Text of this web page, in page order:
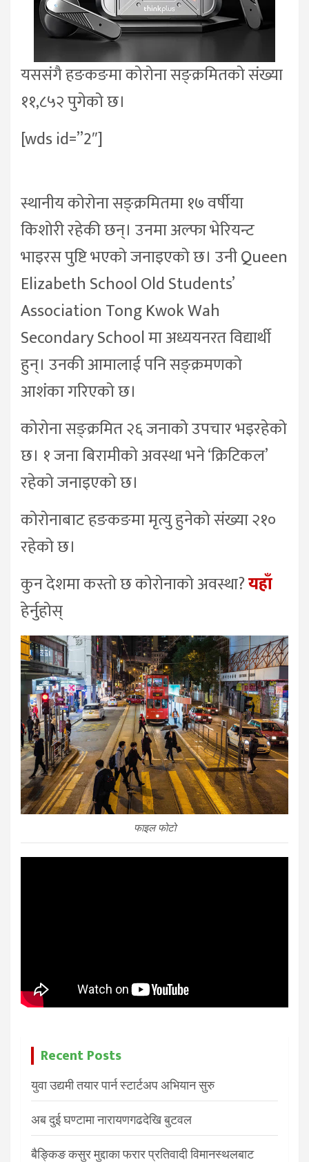
यससंगै हङकङमा कोरोना सङ्क्रमितको संख्या
११,८५२ पुगेको छ।
[wds id=”2″]
स्थानीय कोरोना सङ्क्रमितमा १७ वर्षीया
किशोरी रहेकी छन्। उनमा अल्फा भेरियन्ट
भाइरस पुष्टि भएको जनाइएको छ। उनी Queen
Elizabeth School Old Students’
Association Tong Kwok Wah
Secondary School मा अध्ययनरत विद्यार्थी
हुन्। उनकी आमालाई पनि सङ्क्रमणको
आशंका गरिएको छ।
कोरोना सङ्क्रमित २६ जनाको उपचार भइरहेको
छ। १ जना बिरामीको अवस्था भने ‘क्रिटिकल’
रहेको जनाइएको छ।
कोरोनाबाट हङकङमा मृत्यु हुनेको संख्या २१०
रहेको छ।
कुन देशमा कस्तो छ कोरोनाको अवस्था?यहाँ
हेर्नुहोस्
फाइल फोटो
Recent Posts
युवा उद्यमी तयार पार्न स्टार्टअप अभियान सुरु
अब दुई घण्टामा नारायणगढदेखि बुटवल
बैङ्किङ कसुर मुद्दाका फरार प्रतिवादी विमानस्थलबाट